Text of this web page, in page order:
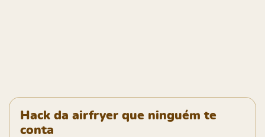
Hack da airfryer que ninguém te
conta